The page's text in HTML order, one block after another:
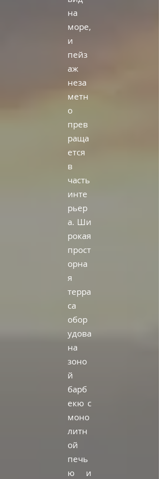
на
море,
и
пейз
аж
неза
метн
о
прев
раща
ется
в
часть
инте
рьер
а. Ши
рокая
прост
орна
я
терра
са
обор
удова
на
зоно
й
барб
екю с
моно
литн
ой
печь
ю и